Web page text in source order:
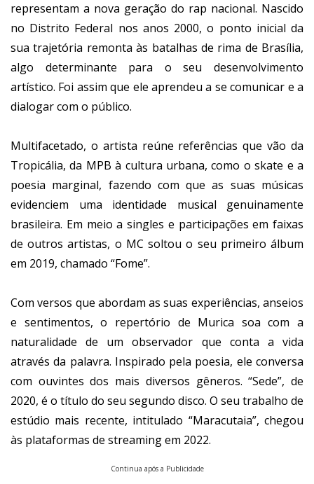
representam a nova geração do rap nacional. Nascido
no Distrito Federal nos anos 2000, o ponto inicial da
sua trajetória remonta às batalhas de rima de Brasília,
algo determinante para o seu desenvolvimento
artístico. Foi assim que ele aprendeu a se comunicar e a
dialogar com o público.
Multifacetado, o artista reúne referências que vão da
Tropicália, da MPB à cultura urbana, como o skate e a
poesia marginal, fazendo com que as suas músicas
evidenciem uma identidade musical genuinamente
brasileira. Em meio a singles e participações em faixas
de outros artistas, o MC soltou o seu primeiro álbum
em 2019, chamado “Fome”.
Com versos que abordam as suas experiências, anseios
e sentimentos, o repertório de Murica soa com a
naturalidade de um observador que conta a vida
através da palavra. Inspirado pela poesia, ele conversa
com ouvintes dos mais diversos gêneros. “Sede”, de
2020, é o título do seu segundo disco. O seu trabalho de
estúdio mais recente, intitulado “Maracutaia”, chegou
às plataformas de streaming em 2022.
Continua após a Publicidade